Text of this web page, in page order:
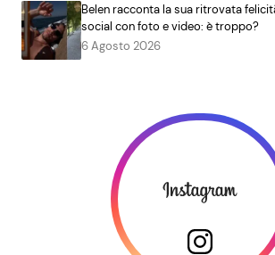
Belen racconta la sua ritrovata
social con foto e video: è troppo?
6 Agosto 2026